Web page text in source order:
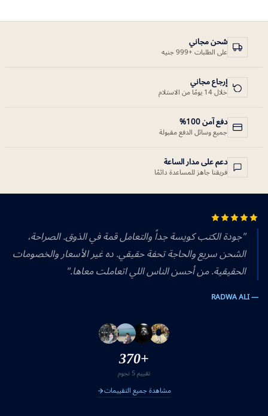
شحن مجاني
على الطلبات +999 جنيه
إرجاع مجاني
خلال 14 يومًا من الاستلام
دفع آمن 100%
جميع وسائل الدفع مقبولة
دعم على مدار الساعة
فريقنا جاهز للمساعدة دائمًا
"جودة الكتب كويسة جداً والتعامل قمة في الذوق. الصراحة،
الشحن سريع والحاجة تحفة حقيقي. ده غير الأسعار والخصومات
الحقيقية. من أحسن الناس اللي اتعاملت معاها."
— RADWA ALI
+370
تقييم 5 نجوم
مشاهدة جميع التقييمات